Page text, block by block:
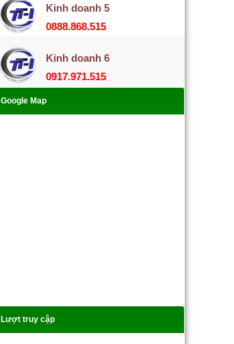
Kinh doanh 5
0888.868.515
Kinh doanh 6
0917.971.515
Google Map
Lượt truy cập